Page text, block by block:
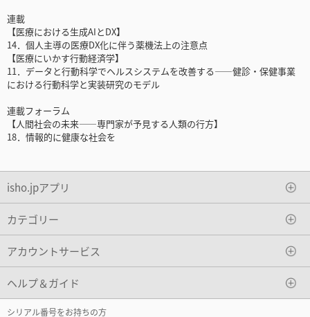
連載
【医療における生成AIとDX】
14．個人主導の医療DX化に伴う薬機法上の注意点
【医療にいかす行動経済学】
11．データと行動科学でヘルスシステムを改善する――健診・保健事業
における行動科学と実装研究のモデル
連載フォーラム
【人間社会の未来――専門家が予見する人類の行方】
18．情報的に健康な社会を
isho.jpアプリ
カテゴリー
アカウントサービス
ヘルプ＆ガイド
シリアル番号をお持ちの方